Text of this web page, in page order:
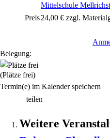
Mittelschule
Preis24,00 € zzgl.
Belegung:
(Plätze frei)
Termin(e) im Kalender speichern
teilen
Weitere